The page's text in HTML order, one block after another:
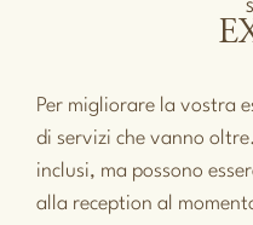
Per migliorare la vostra
di servizi che vanno
inclusi, ma possono
alla reception al